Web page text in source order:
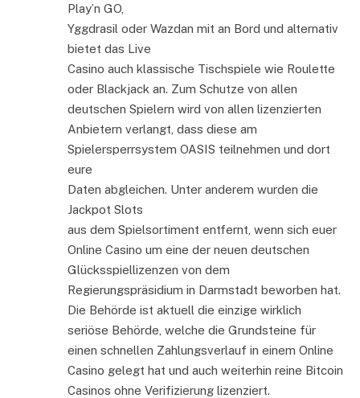
Play’n GO,
Yggdrasil oder Wazdan mit an Bord und alternativ
bietet das Live
Casino auch klassische Tischspiele wie Roulette
oder Blackjack an. Zum Schutze von allen
deutschen Spielern wird von allen lizenzierten
Anbietern verlangt, dass diese am
Spielersperrsystem OASIS teilnehmen und dort
eure
Daten abgleichen. Unter anderem wurden die
Jackpot Slots
aus dem Spielsortiment entfernt, wenn sich euer
Online Casino um eine der neuen deutschen
Glücksspiellizenzen von dem
Regierungspräsidium in Darmstadt beworben hat.
Die Behörde ist aktuell die einzige wirklich
seriöse Behörde, welche die Grundsteine für
einen schnellen Zahlungsverlauf in einem Online
Casino gelegt hat und auch weiterhin reine Bitcoin
Casinos ohne Verifizierung lizenziert.